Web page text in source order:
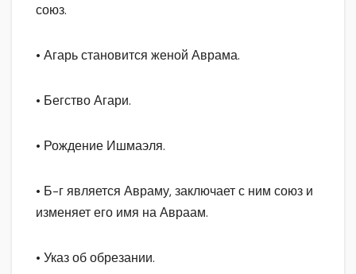
союз.
• Агарь становится женой Аврама.
• Бегство Агари.
• Рождение Ишмаэля.
• Б-г является Авраму, заключает с ним союз и
изменяет его имя на Авраам.
• Указ об обрезании.